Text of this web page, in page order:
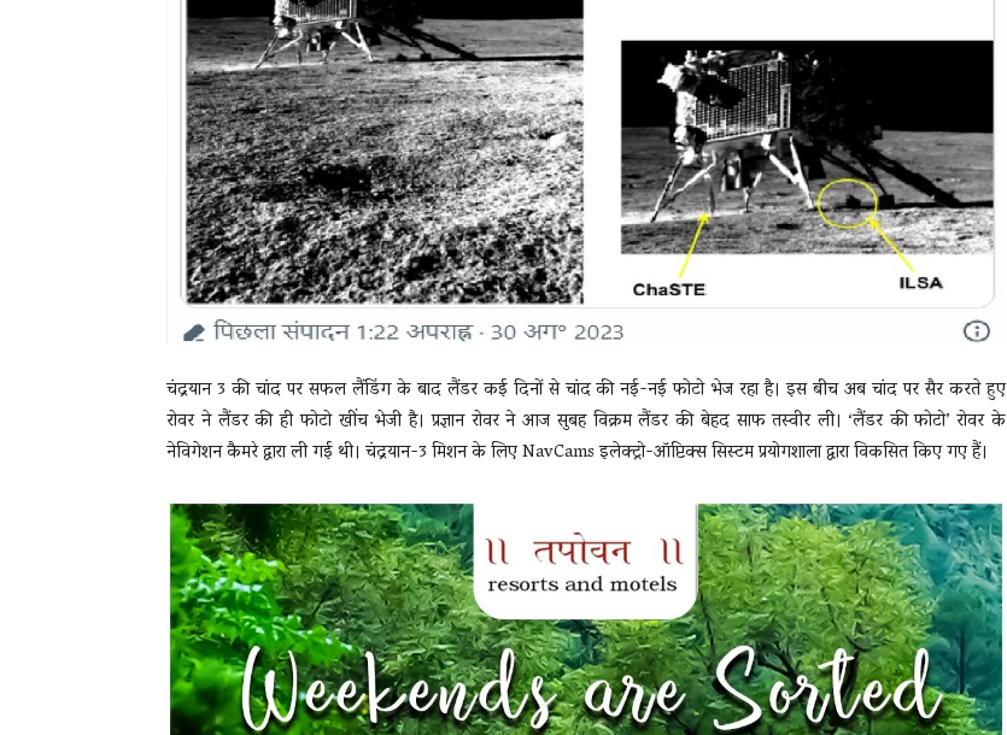
चंद्रयान 3 की चांद पर सफल लैंडिंग के बाद लैंडर कई दिनों से चांद की नई-नई फोटो भेज रहा है। इस बीच अब चांद पर सैर करते हुए
रोवर ने लैंडर की ही फोटो खींच भेजी है। प्रज्ञान रोवर ने आज सुबह विक्रम लैंडर की बेहद साफ तस्वीर ली। ‘लैंडर की फोटो’ रोवर के
नेविगेशन कैमरे द्वारा ली गई थी। चंद्रयान-3 मिशन के लिए NavCams इलेक्ट्रो-ऑप्टिक्स सिस्टम प्रयोगशाला द्वारा विकसित किए गए हैं।